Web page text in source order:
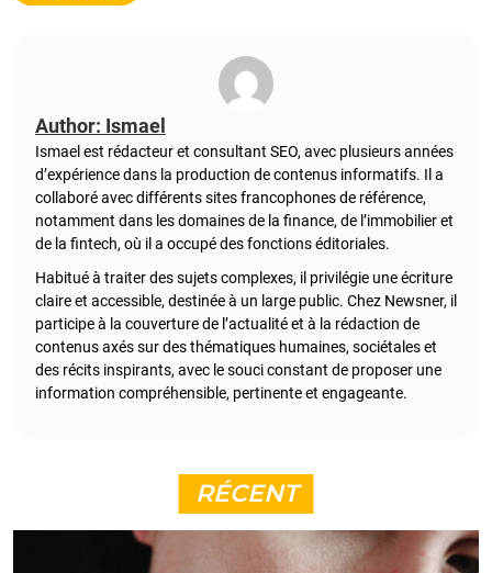
Author: Ismael
Ismael est rédacteur et consultant SEO, avec plusieurs années
d’expérience dans la production de contenus informatifs. Il a
collaboré avec différents sites francophones de référence,
notamment dans les domaines de la finance, de l’immobilier et
de la fintech, où il a occupé des fonctions éditoriales.
Habitué à traiter des sujets complexes, il privilégie une écriture
claire et accessible, destinée à un large public. Chez Newsner, il
participe à la couverture de l’actualité et à la rédaction de
contenus axés sur des thématiques humaines, sociétales et
des récits inspirants, avec le souci constant de proposer une
information compréhensible, pertinente et engageante.
RÉCENT